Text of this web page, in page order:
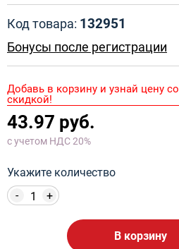
Код товара: 132951
Бонусы после регистрации
Добавь в корзину и узнай цену со
скидкой!
43.97 руб.
с учетом НДС 20%
Укажите количество
+
-
В корзину